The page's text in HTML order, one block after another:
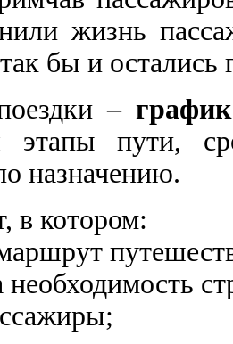
жизнь
бы и остались
–график
этапы пути,
назначению.
в котором: